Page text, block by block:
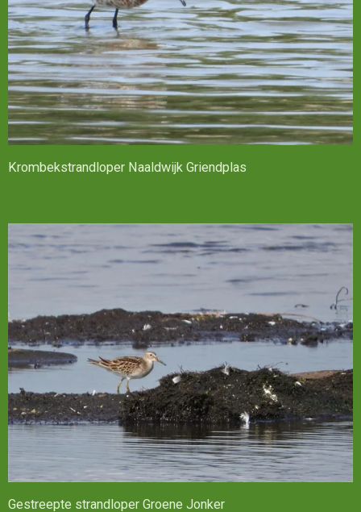
Krombekstrandloper Naaldwijk Griendplas
Gestreepte strandloper Groene Jonker